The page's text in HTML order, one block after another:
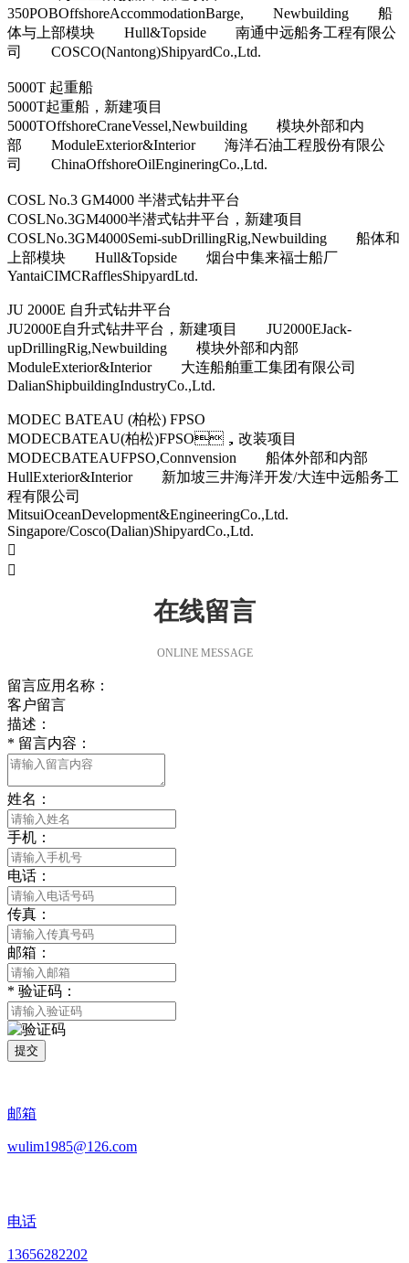
350POBOffshoreAccommodationBarge, Newbuilding 船
体与上部模块 Hull&Topside 南通中远船务工程有限公
司 COSCO(Nantong)ShipyardCo.,Ltd.
5000T 起重船
5000T起重船，新建项目
5000TOffshoreCraneVessel,Newbuilding 模块外部和内
部 ModuleExterior&Interior 海洋石油工程股份有限公
司 ChinaOffshoreOilEngineringCo.,Ltd.
COSL No.3 GM4000 半潜式钻井平台
COSLNo.3GM4000半潜式钻井平台，新建项目
COSLNo.3GM4000Semi-subDrillingRig,Newbuilding 船体和
上部模块 Hull&Topside 烟台中集来福士船厂
YantaiCIMCRafflesShipyardLtd.
JU 2000E 自升式钻井平台
JU2000E自升式钻井平台，新建项目 JU2000EJack-
upDrillingRig,Newbuilding 模块外部和内部
ModuleExterior&Interior 大连船舶重工集团有限公司
DalianShipbuildingIndustryCo.,Ltd.
MODEC BATEAU (柏松) FPSO
MODECBATEAU(柏松)FPSO，改装项目
MODECBATEAUFPSO,Connvension 船体外部和内部
HullExterior&Interior 新加坡三井海洋开发/大连中远船务工
程有限公司
MitsuiOceanDevelopment&EngineeringCo.,Ltd.
Singapore/Cosco(Dalian)ShipyardCo.,Ltd.


在线留言
ONLINE MESSAGE
留言应用名称：
客户留言
描述：
* 留言内容：
姓名：
手机：
电话：
传真：
邮箱：
* 验证码：
提交
邮箱
wulim1985@126.com
电话
13656282202